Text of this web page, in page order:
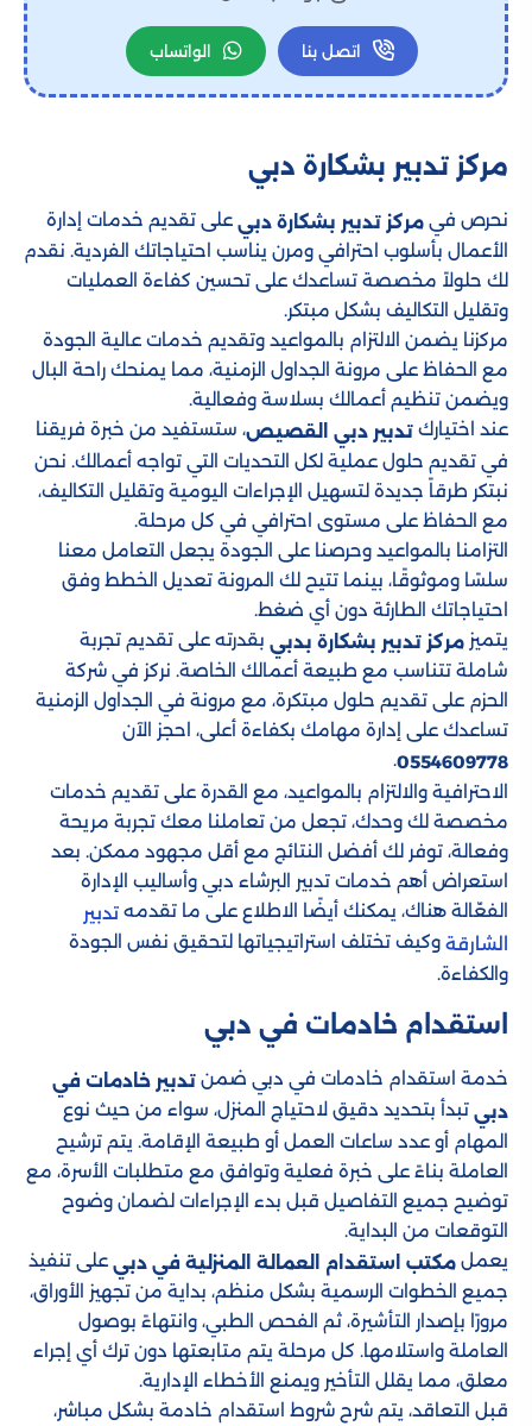
اتصل بنا الواتساب
مركز تدبير بشكارة دبي
نحرص في مركز تدبير بشكارة دبي على تقديم خدمات إدارة
الأعمال بأسلوب احترافي ومرن يناسب احتياجاتك الفردية. نقدم
لك حلولاً مخصصة تساعدك على تحسين كفاءة العمليات
وتقليل التكاليف بشكل مبتكر.
مركزنا يضمن الالتزام بالمواعيد وتقديم خدمات عالية الجودة
مع الحفاظ على مرونة الجداول الزمنية، مما يمنحك راحة البال
ويضمن تنظيم أعمالك بسلاسة وفعالية.
عند اختيارك تدبير دبي القصيص، ستستفيد من خبرة فريقنا
في تقديم حلول عملية لكل التحديات التي تواجه أعمالك. نحن
نبتكر طرقاً جديدة لتسهيل الإجراءات اليومية وتقليل التكاليف،
مع الحفاظ على مستوى احترافي في كل مرحلة.
التزامنا بالمواعيد وحرصنا على الجودة يجعل التعامل معنا
سلسًا وموثوقًا، بينما تتيح لك المرونة تعديل الخطط وفق
احتياجاتك الطارئة دون أي ضغط.
يتميز مركز تدبير بشكارة بدبي بقدرته على تقديم تجربة
شاملة تتناسب مع طبيعة أعمالك الخاصة. نركز في شركة
الحزم على تقديم حلول مبتكرة، مع مرونة في الجداول الزمنية
تساعدك على إدارة مهامك بكفاءة أعلى، احجز الآن
0554609778
.
الاحترافية والالتزام بالمواعيد، مع القدرة على تقديم خدمات
مخصصة لك وحدك، تجعل من تعاملنا معك تجربة مريحة
وفعالة، توفر لك أفضل النتائج مع أقل مجهود ممكن. بعد
استعراض أهم خدمات تدبير البرشاء دبي وأساليب الإدارة
الفعّالة هناك، يمكنك أيضًا الاطلاع على ما تقدمه تدبير
الشارقة وكيف تختلف استراتيجياتها لتحقيق نفس الجودة
والكفاءة.
استقدام خادمات في دبي
خدمة استقدام خادمات في دبي ضمن تدبير خادمات في
دبي تبدأ بتحديد دقيق لاحتياج المنزل، سواء من حيث نوع
المهام أو عدد ساعات العمل أو طبيعة الإقامة. يتم ترشيح
العاملة بناءً على خبرة فعلية وتوافق مع متطلبات الأسرة، مع
توضيح جميع التفاصيل قبل بدء الإجراءات لضمان وضوح
التوقعات من البداية.
يعمل مكتب استقدام العمالة المنزلية في دبي على تنفيذ
جميع الخطوات الرسمية بشكل منظم، بداية من تجهيز الأوراق،
مرورًا بإصدار التأشيرة، ثم الفحص الطبي، وانتهاءً بوصول
العاملة واستلامها. كل مرحلة يتم متابعتها دون ترك أي إجراء
معلق، مما يقلل التأخير ويمنع الأخطاء الإدارية.
قبل التعاقد، يتم شرح شروط استقدام خادمة بشكل مباشر،